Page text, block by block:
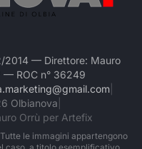
2014 — Direttore: Mauro
— ROC n° 36249
Olbianova
Orrù per Artefix
le immagini appartengono